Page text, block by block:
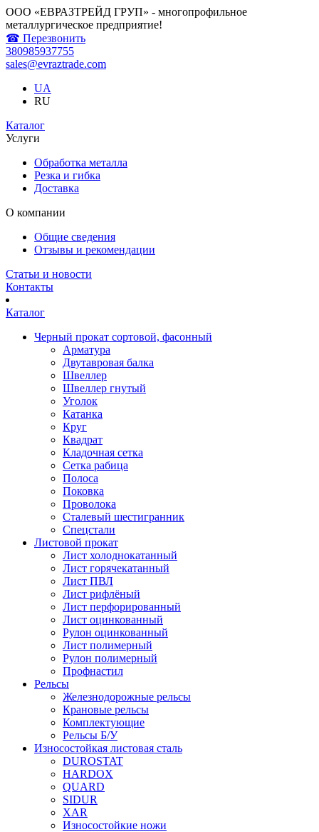
ООО «ЕВРАЗТРЕЙД ГРУП» - многопрофильное
металлургическое предприятие!
☎ Перезвонить
380985937755
sales@evraztrade.com
UA
RU
Каталог
Услуги
Обработка металла
Резка и гибка
Доставка
О компании
Общие сведения
Отзывы и рекомендации
Статьи и новости
Контакты
Каталог
Черный прокат сортовой, фасонный
Арматура
Двутавровая балка
Швеллер
Швеллер гнутый
Уголок
Катанка
Круг
Квадрат
Кладочная сетка
Сетка рабица
Полоса
Поковка
Проволока
Сталевый шестигранник
Спецстали
Листовой прокат
Лист холоднокатанный
Лист горячекатанный
Лист ПВЛ
Лист рифлёный
Лист перфорированный
Лист оцинкованный
Рулон оцинкованный
Лист полимерный
Рулон полимерный
Профнастил
Рельсы
Железнодорожные рельсы
Крановые рельсы
Комплектующие
Рельсы Б/У
Износостойкая листовая сталь
DUROSTAT
HARDOX
QUARD
SIDUR
XAR
Износостойкие ножи